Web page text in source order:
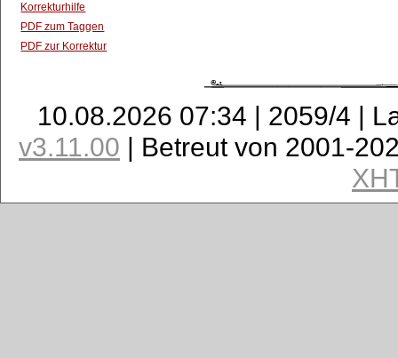
Korrekturhilfe
PDF zum Taggen
PDF zur Korrektur
10.08.2026 07:34 | 2059/4 |
v3.11.00 | Betreut von 2001-